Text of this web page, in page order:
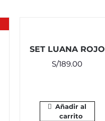
SET LUANA ROJO
S/189.00
Añadir al
carrito